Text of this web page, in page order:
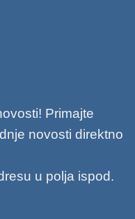
Primajte
novosti direktno
u polja ispod.